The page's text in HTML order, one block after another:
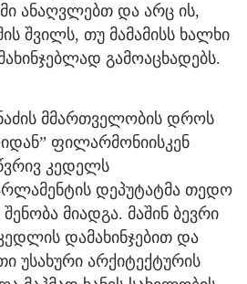
ანაღვლებთ და არც ის,
შვილს, თუ მამამისს ხალხი
გამოაცხადებს.
მმართველობის დროს
ფილარმონიისკენ
კედელს
დეპუტატმა თედო
მიადგა. მაშინ ბევრი
დამახინჯებით და
უსახური არქიტექტურის